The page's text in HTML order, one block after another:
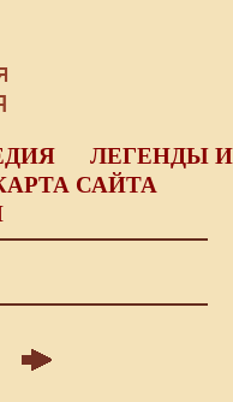
ЛЕГЕНДЫ И
САЙТА